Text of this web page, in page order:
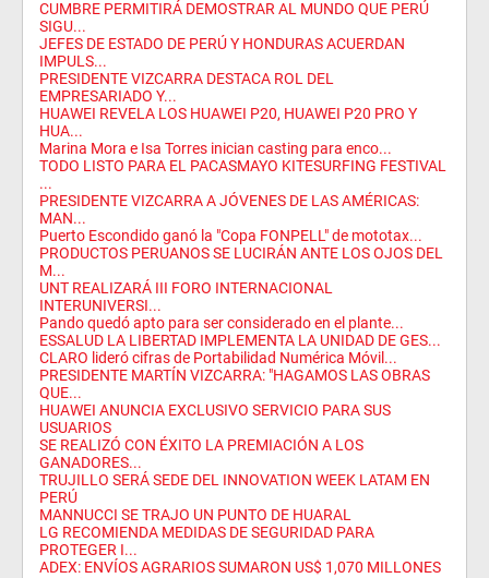
CUMBRE PERMITIRÁ DEMOSTRAR AL MUNDO QUE PERÚ
SIGU...
JEFES DE ESTADO DE PERÚ Y HONDURAS ACUERDAN
IMPULS...
PRESIDENTE VIZCARRA DESTACA ROL DEL
EMPRESARIADO Y...
HUAWEI REVELA LOS HUAWEI P20, HUAWEI P20 PRO Y
HUA...
Marina Mora e Isa Torres inician casting para enco...
TODO LISTO PARA EL PACASMAYO KITESURFING FESTIVAL
...
PRESIDENTE VIZCARRA A JÓVENES DE LAS AMÉRICAS:
MAN...
Puerto Escondido ganó la "Copa FONPELL" de mototax...
PRODUCTOS PERUANOS SE LUCIRÁN ANTE LOS OJOS DEL
M...
UNT REALIZARÁ III FORO INTERNACIONAL
INTERUNIVERSI...
Pando quedó apto para ser considerado en el plante...
ESSALUD LA LIBERTAD IMPLEMENTA LA UNIDAD DE GES...
CLARO lideró cifras de Portabilidad Numérica Móvil...
PRESIDENTE MARTÍN VIZCARRA: "HAGAMOS LAS OBRAS
QUE...
HUAWEI ANUNCIA EXCLUSIVO SERVICIO PARA SUS
USUARIOS
SE REALIZÓ CON ÉXITO LA PREMIACIÓN A LOS
GANADORES...
TRUJILLO SERÁ SEDE DEL INNOVATION WEEK LATAM EN
PERÚ
MANNUCCI SE TRAJO UN PUNTO DE HUARAL
LG RECOMIENDA MEDIDAS DE SEGURIDAD PARA
PROTEGER I...
ADEX: ENVÍOS AGRARIOS SUMARON US$ 1,070 MILLONES